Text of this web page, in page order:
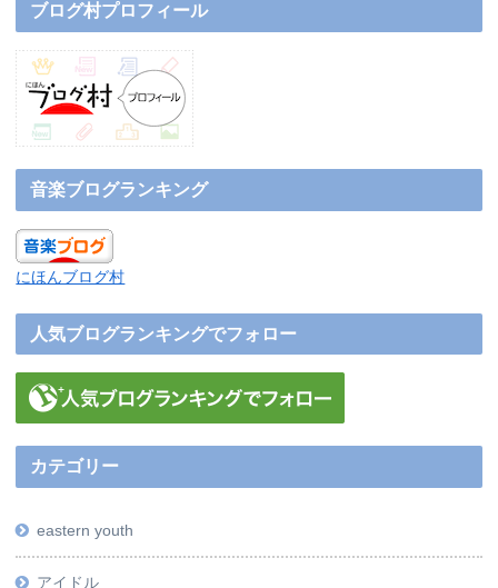
ブログ村プロフィール
音楽ブログランキング
にほんブログ村
人気ブログランキングでフォロー
カテゴリー
eastern youth
アイドル